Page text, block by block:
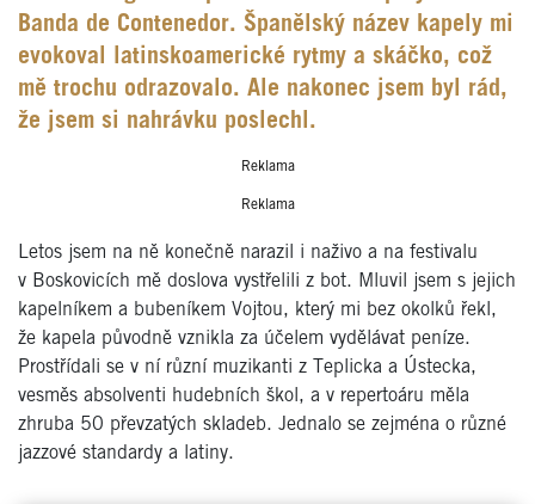
Banda de Contenedor. Španělský název kapely mi
evokoval latinskoamerické rytmy a skáčko, což
mě trochu odrazovalo. Ale nakonec jsem byl rád,
že jsem si nahrávku poslechl.
Reklama
Reklama
Letos jsem na ně konečně narazil i naživo a na festivalu
v Boskovicích mě doslova vystřelili z bot. Mluvil jsem s jejich
kapelníkem a bubeníkem Vojtou, který mi bez okolků řekl,
že kapela původně vznikla za účelem vydělávat peníze.
Prostřídali se v ní různí muzikanti z Teplicka a Ústecka,
vesměs absolventi hudebních škol, a v repertoáru měla
zhruba 50 převzatých skladeb. Jednalo se zejména o různé
jazzové standardy a latiny.